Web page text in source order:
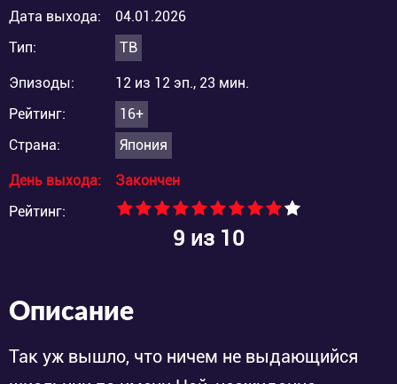
Дата выхода:
04.01.2026
Тип:
ТВ
Эпизоды:
12 из 12 эп., 23 мин.
Рейтинг:
16+
Страна:
Япония
День выхода:
Закончен
Рейтинг:
9 из 10
Описание
Так уж вышло, что ничем не выдающийся